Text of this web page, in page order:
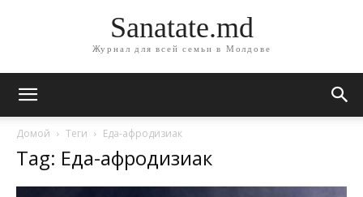
Sanatate.md
Журнал для всей семьи в Молдове
Домой Теги Еда-афродизиак
Tag: Еда-афродизиак